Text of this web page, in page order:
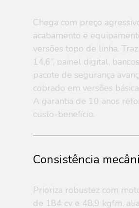
Chega com preço
acabamento e
versões topo de linha.
14,6”, painel digital,
pacote de segurança
cobrado em versões
A garantia de 10 anos
custo-benefício.
Consistência
Prioriza robustez com
de 184 cv e 48,9 kgfm,